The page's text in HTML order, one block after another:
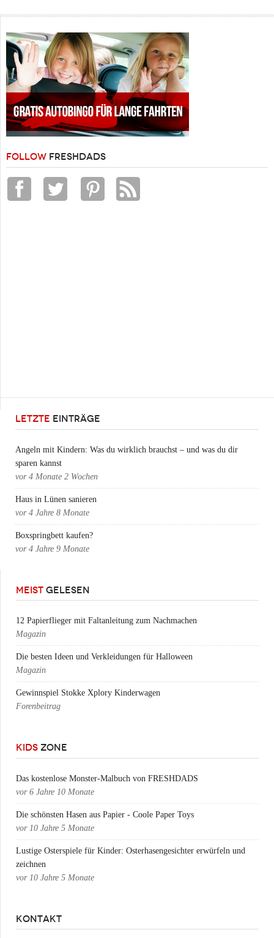
FOLLOW FRESHDADS
LETZTE EINTRÄGE
Angeln mit Kindern: Was du wirklich brauchst – und was du dir
sparen kannst
vor 4 Monate 2 Wochen
Haus in Lünen sanieren
vor 4 Jahre 8 Monate
Boxspringbett kaufen?
vor 4 Jahre 9 Monate
MEIST GELESEN
12 Papierflieger mit Faltanleitung zum Nachmachen
Magazin
Die besten Ideen und Verkleidungen für Halloween
Magazin
Gewinnspiel Stokke Xplory Kinderwagen
Forenbeitrag
KIDS ZONE
Das kostenlose Monster-Malbuch von FRESHDADS
vor 6 Jahre 10 Monate
Die schönsten Hasen aus Papier - Coole Paper Toys
vor 10 Jahre 5 Monate
Lustige Osterspiele für Kinder: Osterhasengesichter erwürfeln und
zeichnen
vor 10 Jahre 5 Monate
KONTAKT